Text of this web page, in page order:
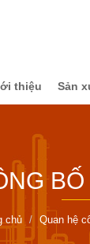
thiệu Sản
chủ Quan hệ